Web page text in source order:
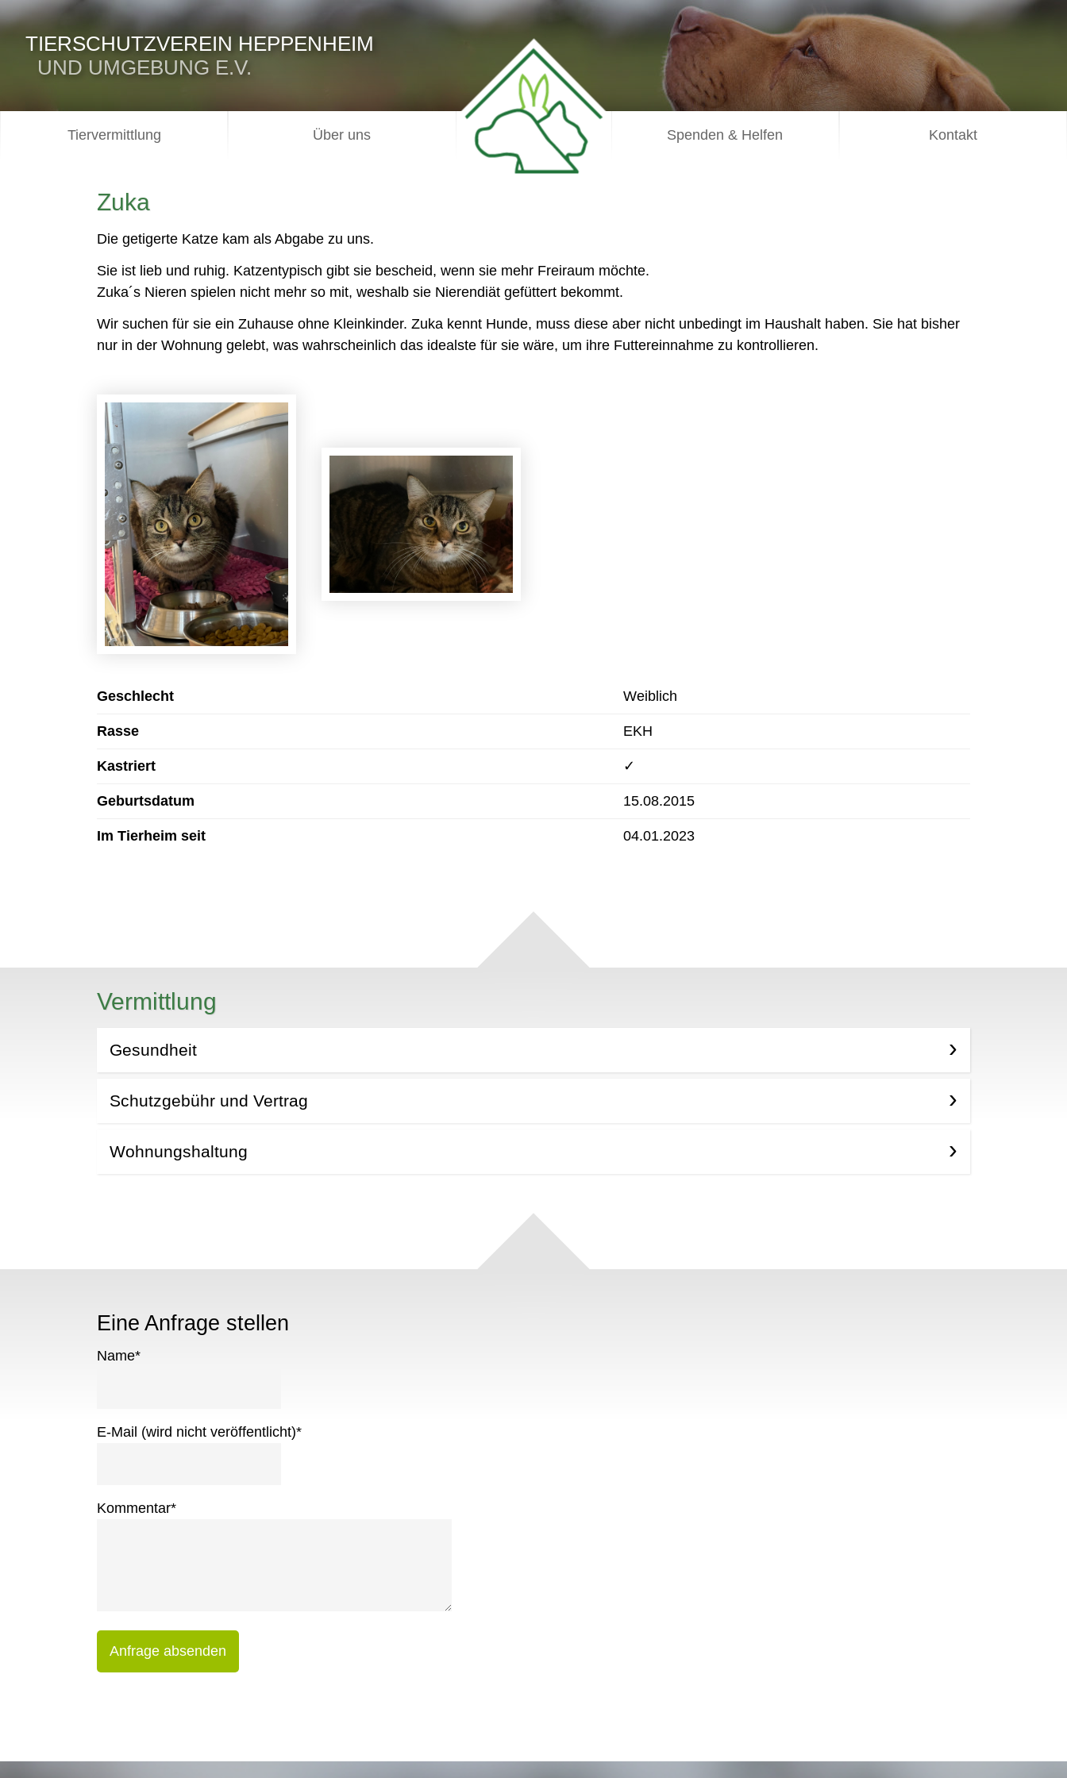
TIERSCHUTZVEREIN HEPPENHEIM
UND UMGEBUNG E.V.
Tiervermittlung Über uns Spenden & Helfen Kontakt
Zuka
Die getigerte Katze kam als Abgabe zu uns.
Sie ist lieb und ruhig. Katzentypisch gibt sie bescheid, wenn sie mehr Freiraum möchte.
Zuka´s Nieren spielen nicht mehr so mit, weshalb sie Nierendiät gefüttert bekommt.
Wir suchen für sie ein Zuhause ohne Kleinkinder. Zuka kennt Hunde, muss diese aber nicht unbedingt im Haushalt haben. Sie hat bisher
nur in der Wohnung gelebt, was wahrscheinlich das idealste für sie wäre, um ihre Futtereinnahme zu kontrollieren.
Geschlecht Weiblich
Rasse EKH
Kastriert ✓
Geburtsdatum 15.08.2015
Im Tierheim seit 04.01.2023
Vermittlung
Gesundheit
Schutzgebühr und Vertrag
Wohnungshaltung
Eine Anfrage stellen
Name*
E-Mail (wird nicht veröffentlicht)*
Kommentar*
Anfrage absenden